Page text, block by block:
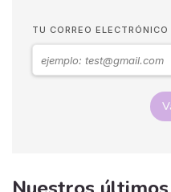
TU CORREO ELECTRÓNICO